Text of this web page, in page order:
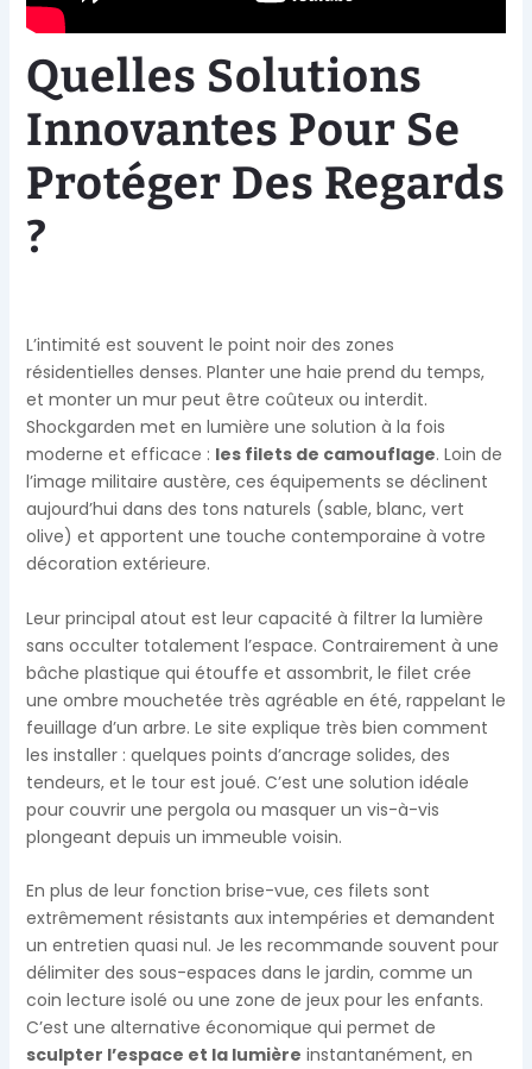
Quelles Solutions
Innovantes Pour Se
Protéger Des Regards
?
L’intimité est souvent le point noir des zones
résidentielles denses. Planter une haie prend du temps,
et monter un mur peut être coûteux ou interdit.
Shockgarden met en lumière une solution à la fois
moderne et efficace : les filets de camouflage. Loin de
l’image militaire austère, ces équipements se déclinent
aujourd’hui dans des tons naturels (sable, blanc, vert
olive) et apportent une touche contemporaine à votre
décoration extérieure.
Leur principal atout est leur capacité à filtrer la lumière
sans occulter totalement l’espace. Contrairement à une
bâche plastique qui étouffe et assombrit, le filet crée
une ombre mouchetée très agréable en été, rappelant le
feuillage d’un arbre. Le site explique très bien comment
les installer : quelques points d’ancrage solides, des
tendeurs, et le tour est joué. C’est une solution idéale
pour couvrir une pergola ou masquer un vis-à-vis
plongeant depuis un immeuble voisin.
En plus de leur fonction brise-vue, ces filets sont
extrêmement résistants aux intempéries et demandent
un entretien quasi nul. Je les recommande souvent pour
délimiter des sous-espaces dans le jardin, comme un
coin lecture isolé ou une zone de jeux pour les enfants.
C’est une alternative économique qui permet de
sculpter l’espace et la lumière instantanément, en